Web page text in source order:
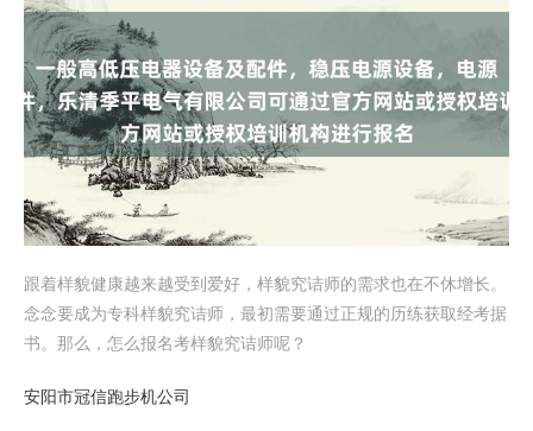
跟着样貌健康越来越受到爱好，样貌究诘师的需求也在不休增长。
念念要成为专科样貌究诘师，最初需要通过正规的历练获取经考据
书。那么，怎么报名考样貌究诘师呢？
安阳市冠信跑步机公司